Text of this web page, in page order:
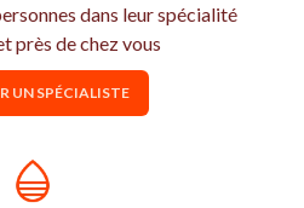
dans leur spécialité
près de chez vous
UN SPÉCIALISTE